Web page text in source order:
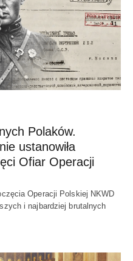
Polaków.
ustanowiła
Ofiar Operacji
Operacji Polskiej NKWD
i najbardziej brutalnych